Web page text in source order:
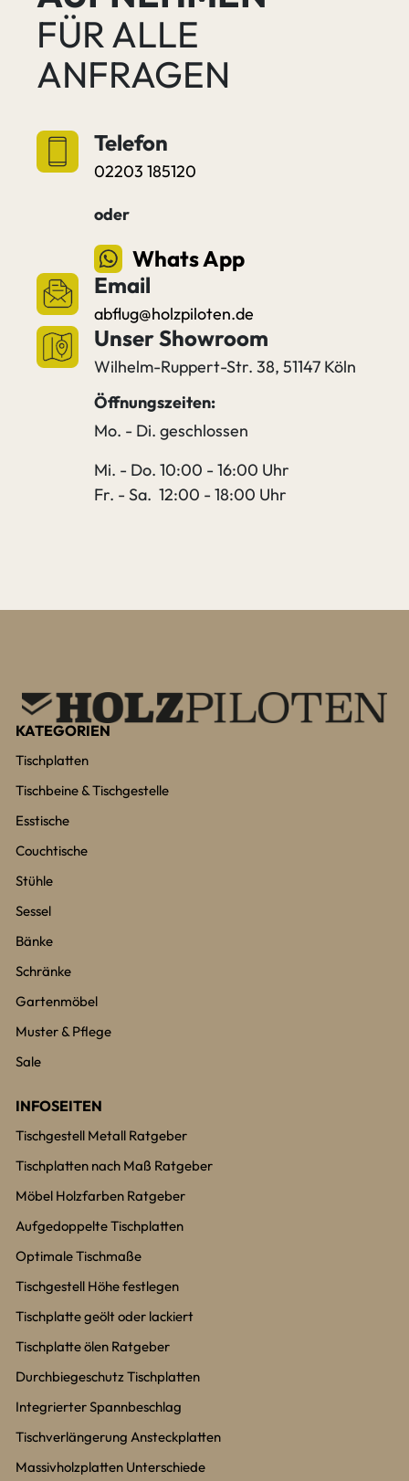
FÜR ALLE
ANFRAGEN
Telefon
02203 185120
oder
Whats App
Email
abflug@holzpiloten.de
Unser Showroom
Wilhelm-Ruppert-Str. 38, 51147 Köln
Öffnungszeiten:
Mo. - Di. geschlossen
Mi. - Do. 10:00 - 16:00 Uhr
Fr. - Sa. 12:00 - 18:00 Uhr
KATEGORIEN
Tischplatten
Tischbeine & Tischgestelle
Esstische
Couchtische
Stühle
Sessel
Bänke
Schränke
Gartenmöbel
Muster & Pflege
Sale
INFOSEITEN
Tischgestell Metall Ratgeber
Tischplatten nach Maß Ratgeber
Möbel Holzfarben Ratgeber
Aufgedoppelte Tischplatten
Optimale Tischmaße
Tischgestell Höhe festlegen
Tischplatte geölt oder lackiert
Tischplatte ölen Ratgeber
Durchbiegeschutz Tischplatten
Integrierter Spannbeschlag
Tischverlängerung Ansteckplatten
Massivholzplatten Unterschiede